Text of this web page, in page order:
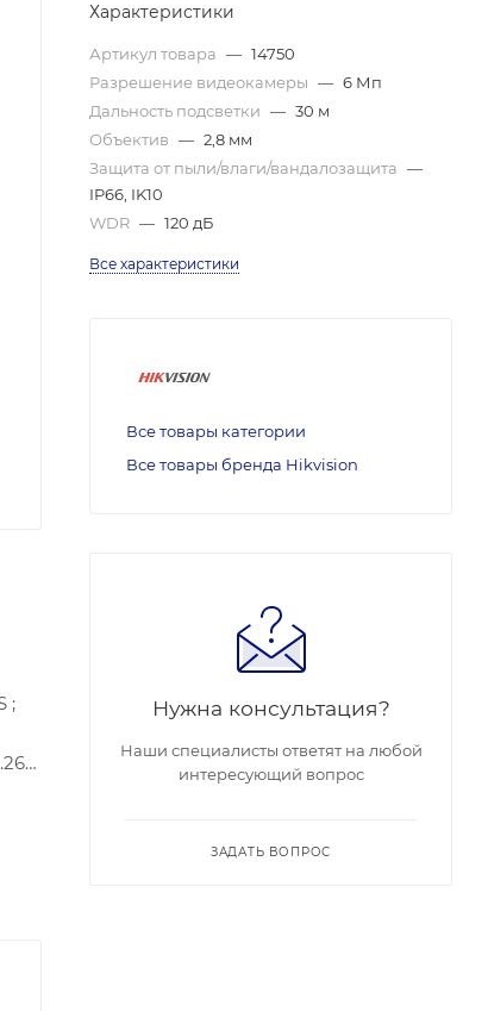
;
Характеристики
Артикул товара — 14750
Разрешение видеокамеры — 6 Мп
Дальность подсветки — 30 м
Объектив — 2,8 мм
Защита от пыли/влаги/вандалозащита —
IP66, IK10
WDR — 120 дБ
Все характеристики
Все товары категории
Все товары бренда Hikvision
Нужна консультация?
Наши специалисты ответят на любой
интересующий вопрос
ЗАДАТЬ ВОПРОС